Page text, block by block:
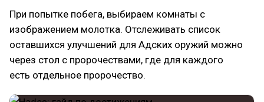
При попытке побега, выбираем комнаты с
изображением молотка. Отслеживать список
оставшихся улучшений для Адских оружий можно
через стол с пророчествами, где для каждого
есть отдельное пророчество.